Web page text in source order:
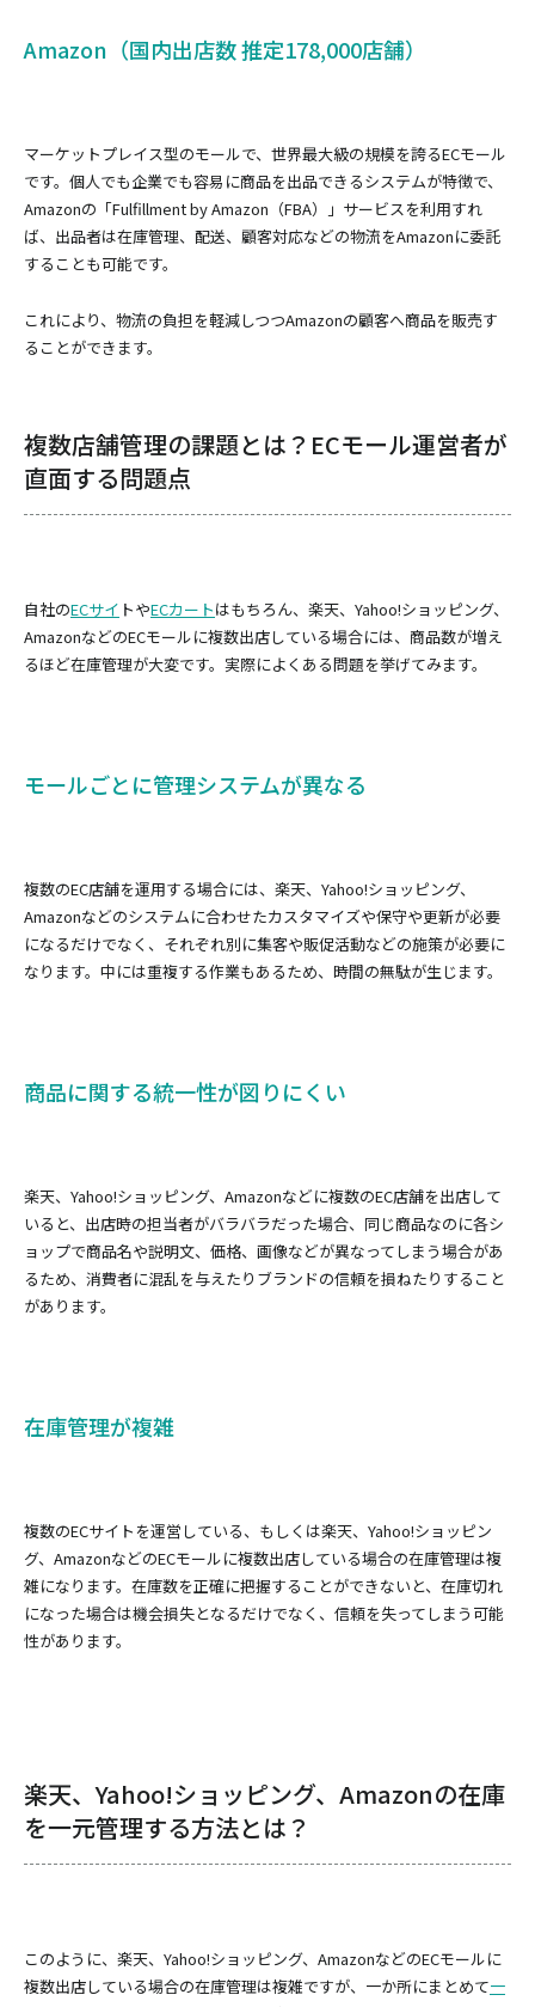
Amazon（国内出店数 推定178,000店舗）
マーケットプレイス型のモールで、世界最大級の規模を誇るECモール
です。個人でも企業でも容易に商品を出品できるシステムが特徴で、
Amazonの「Fulfillment by Amazon（FBA）」サービスを利用すれ
ば、出品者は在庫管理、配送、顧客対応などの物流をAmazonに委託
することも可能です。
これにより、物流の負担を軽減しつつAmazonの顧客へ商品を販売す
ることができます。
複数店舗管理の課題とは？ECモール運営者が
直面する問題点
自社のECサイ トやECカートはもちろん、楽天、Yahoo!ショッピング、
AmazonなどのECモールに複数出店している場合には、商品数が増え
るほど在庫管理が大変です。実際によくある問題を挙げてみます。
モールごとに管理システムが異なる
複数のEC店舗を運用する場合には、楽天、Yahoo!ショッピング、
Amazonなどのシステムに合わせたカスタマイズや保守や更新が必要
になるだけでなく、それぞれ別に集客や販促活動などの施策が必要に
なります。中には重複する作業もあるため、時間の無駄が生じます。
商品に関する統一性が図りにくい
楽天、Yahoo!ショッピング、Amazonなどに複数のEC店舗を出店して
いると、出店時の担当者がバラバラだった場合、同じ商品なのに各シ
ョップで商品名や説明文、価格、画像などが異なってしまう場合があ
るため、消費者に混乱を与えたりブランドの信頼を損ねたりすること
があります。
在庫管理が複雑
複数のECサイトを運営している、もしくは楽天、Yahoo!ショッピン
グ、AmazonなどのECモールに複数出店している場合の在庫管理は複
雑になります。在庫数を正確に把握することができないと、在庫切れ
になった場合は機会損失となるだけでなく、信頼を失ってしまう可能
性があります。
楽天、Yahoo!ショッピング、Amazonの在庫
を一元管理する方法とは？
このように、楽天、Yahoo!ショッピング、AmazonなどのECモールに
複数出店している場合の在庫管理は複雑ですが、一か所にまとめて一